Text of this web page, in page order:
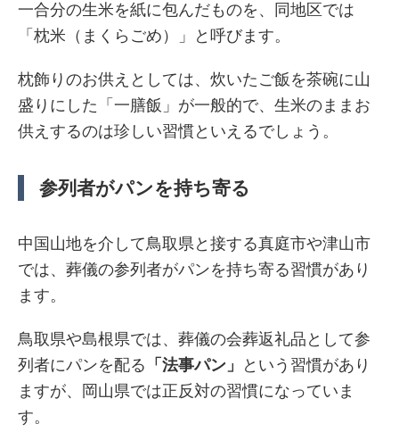
一合分の生米を紙に包んだものを、同地区では
「枕米（まくらごめ）」と呼びます。
枕飾りのお供えとしては、炊いたご飯を茶碗に山
盛りにした「一膳飯」が一般的で、生米のままお
供えするのは珍しい習慣といえるでしょう。
参列者がパンを持ち寄る
中国山地を介して鳥取県と接する真庭市や津山市
では、葬儀の参列者がパンを持ち寄る習慣があり
ます。
鳥取県や島根県では、葬儀の会葬返礼品として参
列者にパンを配る 「法事パン」
という習慣があり
ますが、岡山県では正反対の習慣になっていま
す。